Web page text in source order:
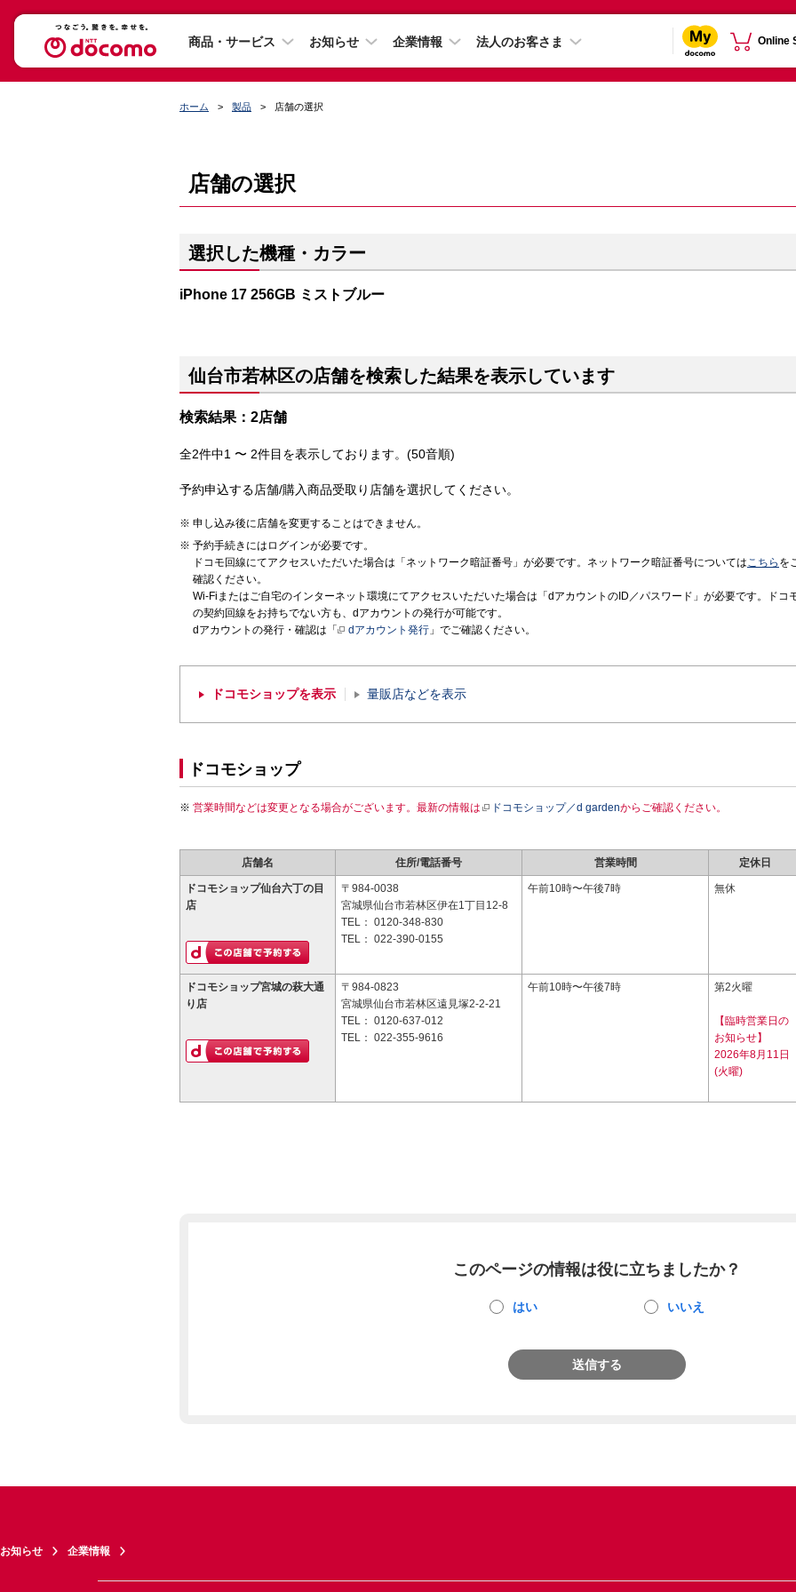
商品・サービス お知らせ 企業情報 法人のお客さま Online
ホーム 製品 店舗の選択
店舗の選択
選択した機種・カラー
iPhone 17 256GB ミストブルー
仙台市若林区の店舗を検索した結果を表示しています
検索結果：2店舗
全2件中1 〜 2件目を表示しております。(50音順)
予約申込する店舗/購入商品受取り店舗を選択してください。
申し込み後に店舗を変更することはできません。
予約手続きにはログインが必要です。
ドコモ回線にてアクセスいただいた場合は「ネットワーク暗証番号」が必要です。ネットワーク暗証番号についてはこちら を
確認ください。
Wi-Fiまたはご自宅のインターネット環境にてアクセスいただいた場合は「dアカウントのID／パスワード」が必要です。ドコ
の契約回線をお持ちでない方も、dアカウントの発行が可能です。
dアカウントの発行・確認は「
dアカウント発行 」でご確認ください。
ドコモショップを表示 量販店などを表示
ドコモショップ
営業時間などは変更となる場合がございます。最新の情報は ドコモショップ／d gardenからご確認ください。
店舗名 住所/電話番号 営業時間 定休日
ドコモショップ仙台六丁の目
店
〒984-0038
宮城県仙台市若林区伊在1丁目12-8
TEL： 0120-348-830
TEL： 022-390-0155
午前10時〜午後7時 無休
ドコモショップ宮城の萩大通
り店
〒984-0823
宮城県仙台市若林区遠見塚2-2-21
TEL： 0120-637-012
TEL： 022-355-9616
午前10時〜午後7時 第2火曜
【臨時営業日の
お知らせ】
2026年8月11日
(火曜)
このページの情報は役に立ちましたか？
はい いいえ
送信する
お知らせ 企業情報